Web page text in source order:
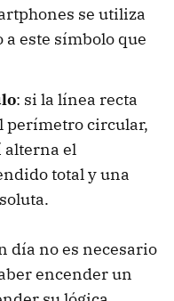
se utiliza
este símbolo que
: si la línea recta
perímetro circular,
alterna el
total y una
día no es necesario
encender un